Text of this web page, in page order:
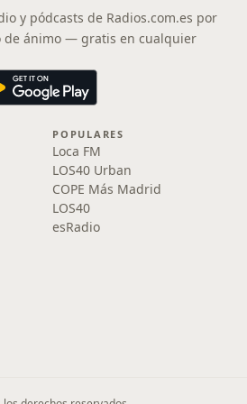
y pódcasts de Radios.com.es por
de ánimo — gratis en cualquier
POPULARES
Loca FM
LOS40 Urban
COPE Más Madrid
LOS40
esRadio